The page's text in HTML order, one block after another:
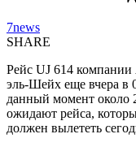
7news
SHARE
Рейс UJ 614
эль-Шейх еще вчера в
данный момент около
ожидают рейса,
должен вылететь